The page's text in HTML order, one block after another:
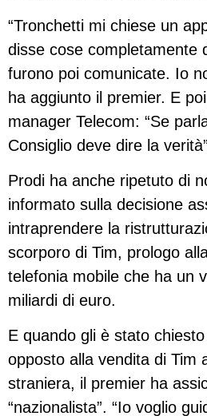
“Tronchetti mi chiese un
disse cose completamente
furono poi comunicate. Io
ha aggiunto il premier. E
manager Telecom: “Se
Consiglio deve dire la
Prodi ha anche ripetuto di
informato sulla decisione
intraprendere la
scorporo di Tim, prologo
telefonia mobile che ha un
miliardi di euro.
E quando gli è stato
opposto alla vendita di Tim
straniera, il premier ha
“nazionalista”. “Io voglio